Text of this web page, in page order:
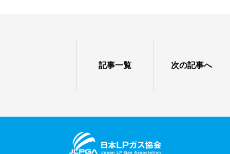
記事一覧 次の記事へ